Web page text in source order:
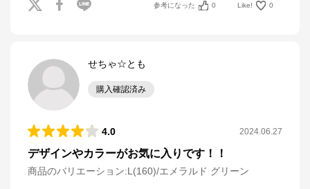
参考になった 0 Like! 0
せちゃ☆とも
購入確認済み
4.0 2024.06.27
デザインやカラーがお気に入りです！！
商品のバリエーション:L(160)/エメラルド グリーン